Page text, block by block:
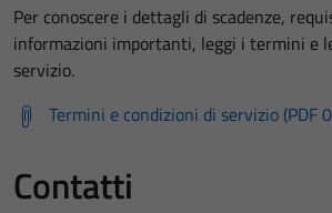
Per conoscere i dettagli di scadenze,
informazioni importanti, leggi i termini e
servizio.
Termini e condizioni di servizio (PDF
Contatti